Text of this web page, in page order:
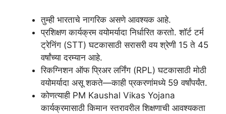
तुम्ही भारताचे नागरिक असणे आवश्यक आहे.
प्रशिक्षण कार्यक्रम वयोमर्यादा निर्धारित करतो. शॉर्ट टर्म
ट्रेनिंग (STT) घटकासाठी सरासरी वय श्रेणी 15 ते 45
वर्षांच्या दरम्यान आहे.
रिकग्निशन ऑफ प्रिअर लर्निंग (RPL) घटकासाठी मोठी
वयोमर्यादा असू शकते—काही प्रकरणांमध्ये 59 वर्षांपर्यंत.
कोणत्याही PM Kaushal Vikas Yojana
कार्यक्रमासाठी किमान स्तरावरील शिक्षणाची आवश्यकता